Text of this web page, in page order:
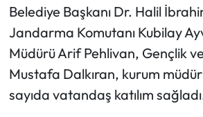
Belediye Başkanı Dr. Halil
Jandarma Komutanı Kubilay
Müdürü Arif Pehlivan, Gençlik
Mustafa Dalkıran, kurum
sayıda vatandaş katılım